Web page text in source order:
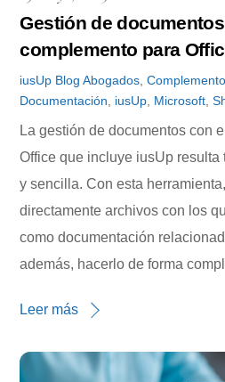
Gestión de
complemento para
iusUp Blog Abogados ,
Documentación
iusUp Microsoft ,
La gestión de documentos con
Office que incluye iusUp resulta
y sencilla. Con esta
directamente archivos con los
como documentación
además, hacerlo de forma
Leer más